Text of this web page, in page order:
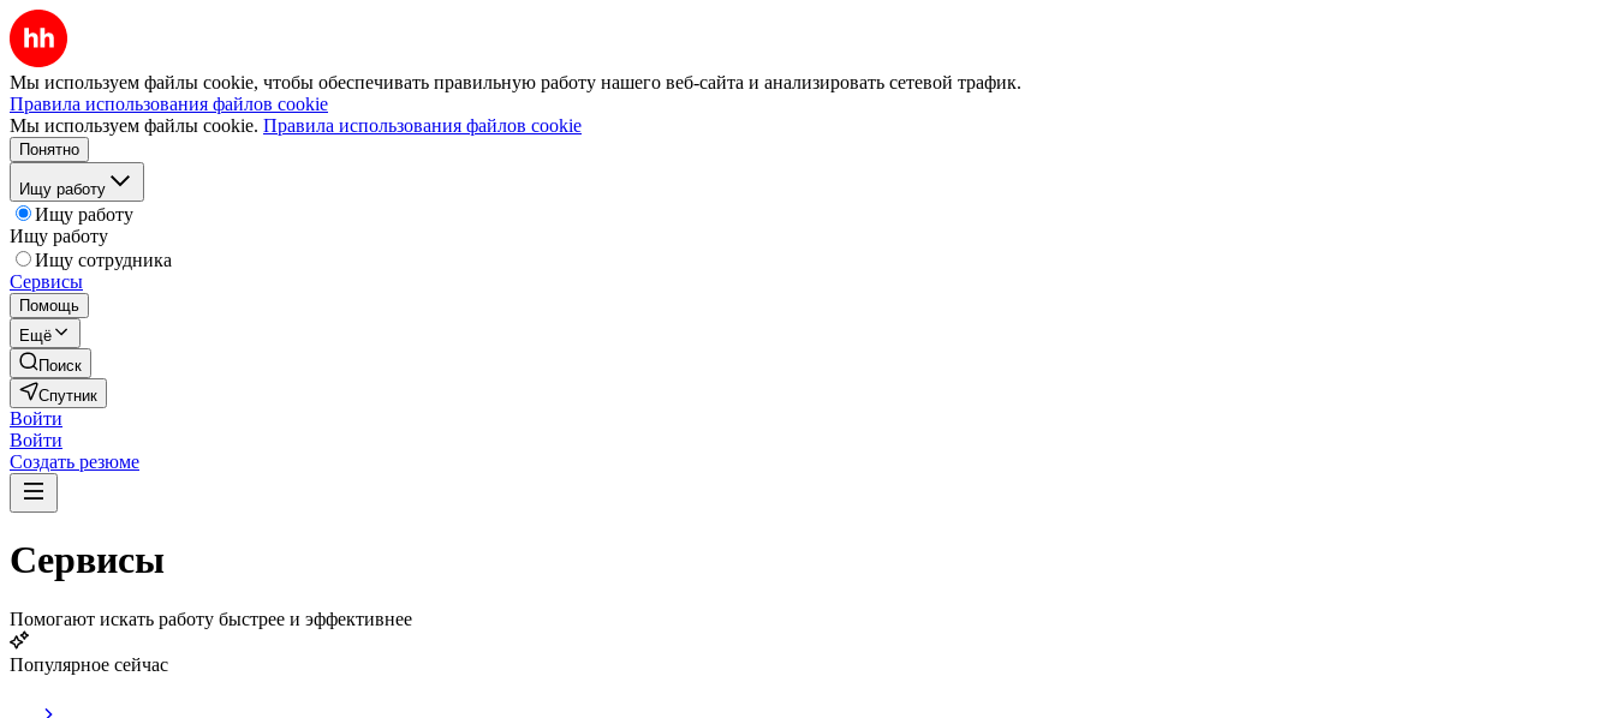
Мы используем файлы cookie, чтобы обеспечивать правильную работу нашего веб-сайта и анализировать сетевой трафик.
Правила использования файлов cookie
Мы используем файлы cookie. Правила использования файлов cookie
Понятно
Ищу работу
Ищу работу
Ищу работу
Ищу сотрудника
Сервисы
Помощь
Ещё
Поиск
Спутник
Войти
Войти
Создать резюме
Сервисы
Помогают искать работу быстрее и эффективнее
Популярное сейчас